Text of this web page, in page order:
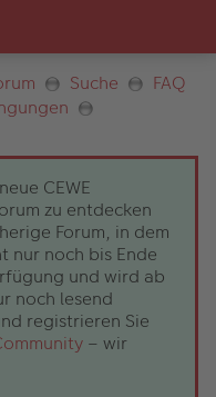
Suche
FAQ
CEWE
zu entdecken
Forum, in dem
nur noch bis Ende
und wird ab
noch lesend
registrieren Sie
– wir